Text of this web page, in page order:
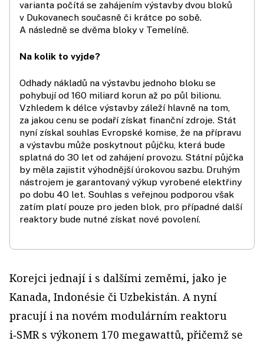
varianta počítá se zahájením výstavby dvou bloků
v Dukovanech současně či krátce po sobě.
A následně se dvěma bloky v Temelíně.
Na kolik to vyjde?
Odhady nákladů na výstavbu jednoho bloku se
pohybují od 160 miliard korun až po půl bilionu.
Vzhledem k délce výstavby záleží hlavně na tom,
za jakou cenu se podaří získat finanční zdroje. Stát
nyní získal souhlas Evropské komise, že na přípravu
a výstavbu může poskytnout půjčku, která bude
splatná do 30 let od zahájení provozu. Státní půjčka
by měla zajistit výhodnější úrokovou sazbu. Druhým
nástrojem je garantovaný výkup vyrobené elektřiny
po dobu 40 let. Souhlas s veřejnou podporou však
zatím platí pouze pro jeden blok, pro případné další
reaktory bude nutné získat nové povolení.
Korejci jednají i s dalšími zeměmi, jako je
Kanada, Indonésie či Uzbekistán. A nyní
pracují i na novém modulárním reaktoru
i‑SMR s výkonem 170 megawattů, přičemž se